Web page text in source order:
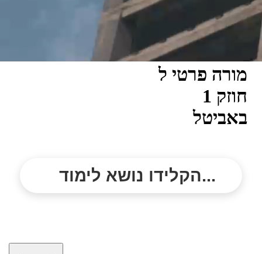
מורה פרטי ל
חוזק 1
באביטל
הקלידו נושא לימוד...